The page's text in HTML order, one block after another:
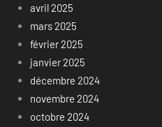
avril 2025
mars 2025
février 2025
janvier 2025
décembre 2024
novembre 2024
octobre 2024